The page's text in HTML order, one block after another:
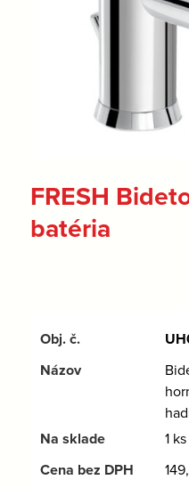
FRESH
batéria
1 ks